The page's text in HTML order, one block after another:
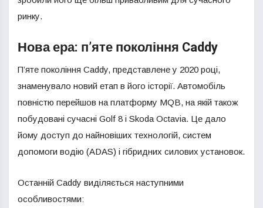
ринку.
Нова ера: п’яте покоління Caddy
П’яте покоління Caddy, представлене у 2020 році,
знаменувало новий етап в його історії. Автомобіль
повністю перейшов на платформу MQB, на якій також
побудовані сучасні Golf 8 і Skoda Octavia. Це дало
йому доступ до найновіших технологій, систем
допомоги водію (ADAS) і гібридних силових установок.
Останній Caddy виділяється наступними
особливостями: